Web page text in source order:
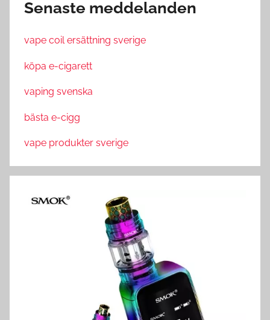
Senaste meddelanden
vape coil ersättning sverige
köpa e-cigarett
vaping svenska
bästa e-cigg
vape produkter sverige